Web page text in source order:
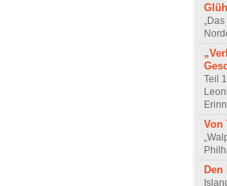
Teil
Von